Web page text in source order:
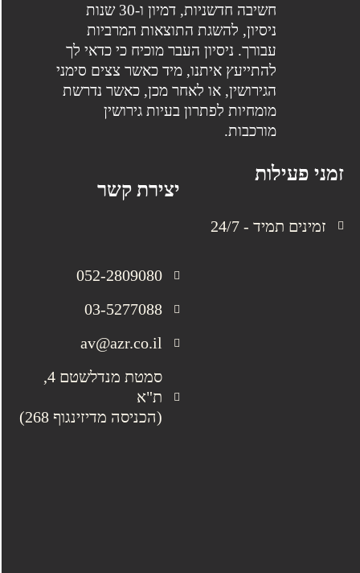
חשיבה חדשניות, דמיון ו-30 שנות
ניסיון, להשגת התוצאות המרביות
עבורך. ניסיון העבר מוכיח כי כדאי לך
להתייעץ איתנו, מיד כאשר צצים סימני
הגירושין, או לאחר מכן, כאשר נדרשת
מומחיות לפתרון בעיות גירושין
מורכבות.
זמני פעילות
זמינים תמיד - 24/7
יצירת קשר
052-2809080
03-5277088
av@azr.co.il
סמטת מנדלשטם 4,
ת"א
(הכניסה מדיזינגוף 268)